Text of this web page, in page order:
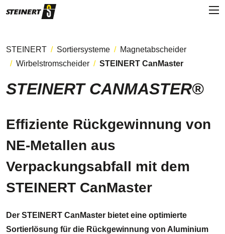
STEINERT Sortiersysteme
Magnetabscheider
Wirbelstromscheider
STEINERT CanMaster
STEINERT CANMASTER®
Effiziente Rückgewinnung von
NE-Metallen aus
Verpackungsabfall mit dem
STEINERT CanMaster
Der STEINERT CanMaster bietet eine optimierte
Sortierlösung für die Rückgewinnung von Aluminium